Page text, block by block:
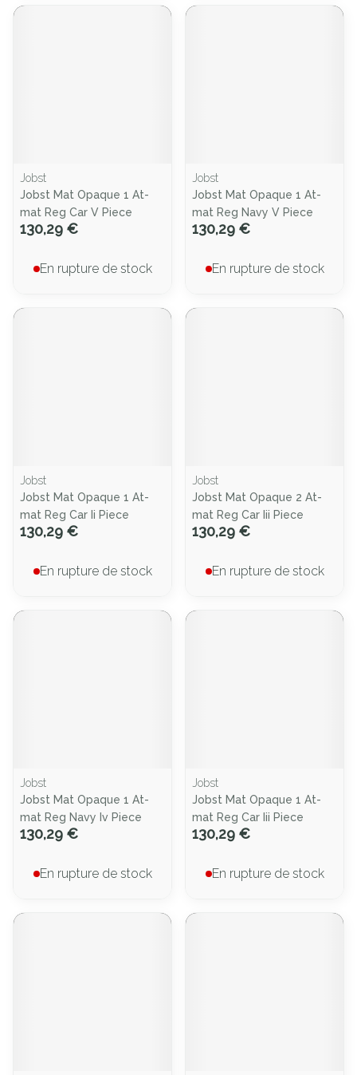
Jobst
Jobst Mat Opaque 1 At-
mat Reg Car V Piece
130,29 €
En rupture de stock
Jobst
Jobst Mat Opaque 1 At-
mat Reg Navy V Piece
130,29 €
En rupture de stock
Jobst
Jobst Mat Opaque 1 At-
mat Reg Car Ii Piece
130,29 €
En rupture de stock
Jobst
Jobst Mat Opaque 2 At-
mat Reg Car Iii Piece
130,29 €
En rupture de stock
Jobst
Jobst Mat Opaque 1 At-
mat Reg Navy Iv Piece
130,29 €
En rupture de stock
Jobst
Jobst Mat Opaque 1 At-
mat Reg Car Iii Piece
130,29 €
En rupture de stock